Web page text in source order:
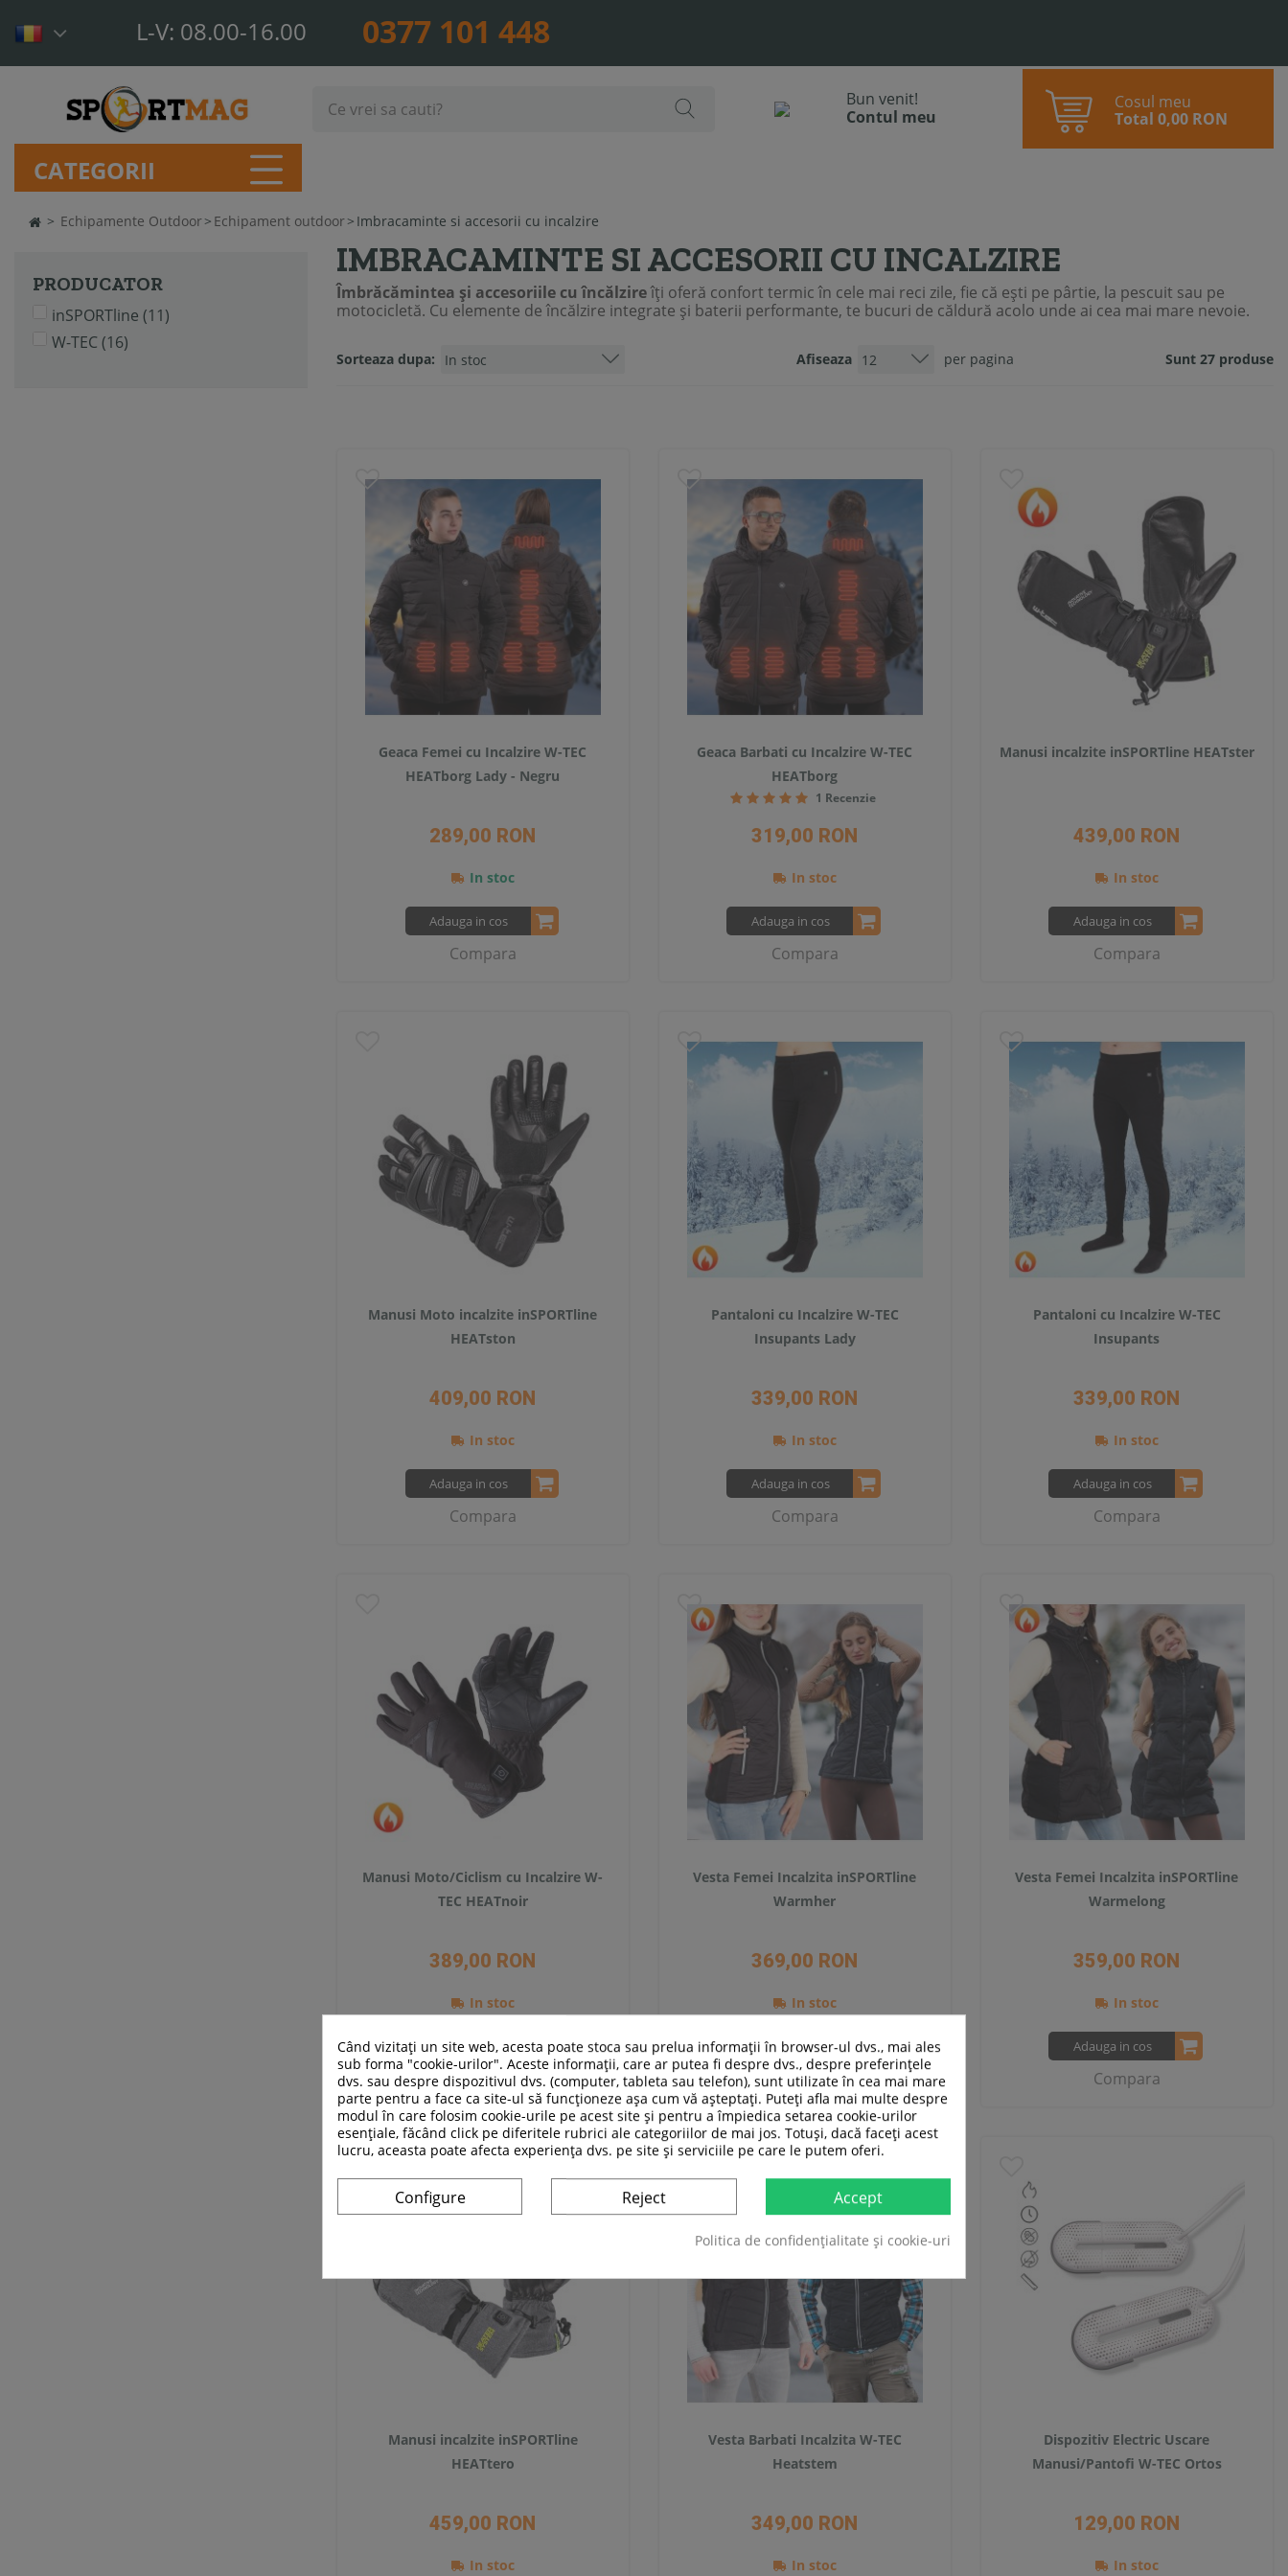
L-V: 08.00-16.00 0377 101 448
bun venit!
contul meu
Cosul meu
Total 0,00 RON
CATEGORII
> Echipamente Outdoor> Echipament outdoor> Imbracaminte si accesorii cu incalzire
PRODUCATOR
inSPORTline (11)
W-TEC (16)
IMBRACAMINTE SI ACCESORII CU INCALZIRE
Îmbrăcămintea și accesoriile cu încălzireîți oferă confort termic în cele mai reci zile, fie că ești pe pârtie, la pescuit sau pe
motocicletă. Cu elemente de încălzire integrate și baterii performante, te bucuri de căldură acolo unde ai cea mai mare nevoie.
Sorteaza dupa: Afiseaza per pagina Sunt 27 produse
Geaca Femei cu Incalzire W-TEC
HEATborg Lady - Negru
289,00 RON
In stoc
Adauga in cos
Compara
Geaca Barbati cu Incalzire W-TEC
HEATborg
1 Recenzie
319,00 RON
In stoc
Adauga in cos
Compara
Manusi incalzite inSPORTline HEATster
439,00 RON
In stoc
Adauga in cos
Compara
Manusi Moto incalzite inSPORTline
HEATston
409,00 RON
In stoc
Adauga in cos
Compara
Pantaloni cu Incalzire W-TEC
Insupants Lady
339,00 RON
In stoc
Adauga in cos
Compara
Pantaloni cu Incalzire W-TEC
Insupants
339,00 RON
In stoc
Adauga in cos
Compara
Manusi Moto/Ciclism cu Incalzire W-
TEC HEATnoir
389,00 RON
In stoc
Adauga in cos
Compara
Vesta Femei Incalzita inSPORTline
Warmher
369,00 RON
In stoc
Adauga in cos
Compara
Vesta Femei Incalzita inSPORTline
Warmelong
359,00 RON
In stoc
Adauga in cos
Compara
Manusi incalzite inSPORTline
HEATtero
459,00 RON
In stoc
Vesta Barbati Incalzita W-TEC
Heatstem
349,00 RON
In stoc
Dispozitiv Electric Uscare
Manusi/Pantofi W-TEC Ortos
129,00 RON
In stoc
Când vizitați un site web, acesta poate stoca sau prelua informații în browser-ul dvs., mai ales
sub forma "cookie-urilor". Aceste informații, care ar putea fi despre dvs., despre preferințele
dvs. sau despre dispozitivul dvs. (computer, tableta sau telefon), sunt utilizate în cea mai mare
parte pentru a face ca site-ul să funcționeze așa cum vă așteptați. Puteți afla mai multe despre
modul în care folosim cookie-urile pe acest site și pentru a împiedica setarea cookie-urilor
esențiale, făcând click pe diferitele rubrici ale categoriilor de mai jos. Totuși, dacă faceți acest
lucru, aceasta poate afecta experiența dvs. pe site și serviciile pe care le putem oferi.
Configure Reject Accept
Politica de confidențialitate și cookie-uri